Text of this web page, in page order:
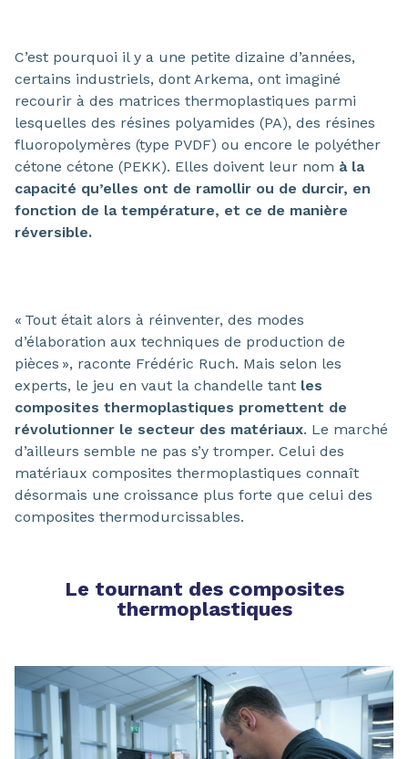
C’est pourquoi il y a une petite dizaine d’années,
certains industriels, dont Arkema, ont imaginé
recourir à des matrices thermoplastiques parmi
lesquelles des résines polyamides (PA), des résines
fluoropolymères (type PVDF) ou encore le polyéther
cétone cétone (PEKK). Elles doivent leur nom à la
capacité qu’elles ont de ramollir ou de durcir, en
fonction de la température, et ce de manière
réversible.
« Tout était alors à réinventer, des modes
d’élaboration aux techniques de production de
pièces », raconte Frédéric Ruch. Mais selon les
experts, le jeu en vaut la chandelle tant les
composites thermoplastiques promettent de
révolutionner le secteur des matériaux. Le marché
d’ailleurs semble ne pas s’y tromper. Celui des
matériaux composites thermoplastiques connaît
désormais une croissance plus forte que celui des
composites thermodurcissables.
Le tournant des composites
thermoplastiques